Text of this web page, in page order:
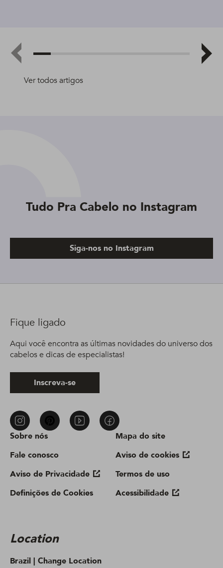
Ver todos artigos
Tudo Pra Cabelo no Instagram
Siga-nos no Instagram
Sobre nós
Fale conosco
Aviso de Privacidade
Definições de Cookies
Mapa do site
Aviso de cookies
Termos de uso
Acessibilidade
Location
Brazil | Change Location
Fique ligado
Aqui você encontra as últimas novidades do universo dos
cabelos e dicas de especialistas!
Inscreva-se